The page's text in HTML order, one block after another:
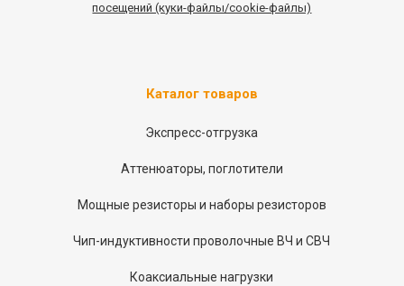
посещений (куки-файлы/cookie-файлы)
Каталог товаров
Экспресс-отгрузка
Аттенюаторы, поглотители
Мощные резисторы и наборы резисторов
Чип-индуктивности проволочные ВЧ и СВЧ
Коаксиальные нагрузки